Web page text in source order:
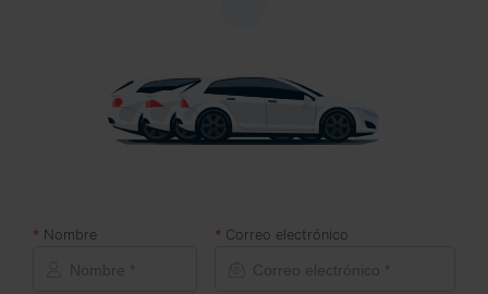
Nombre Correo electrónico